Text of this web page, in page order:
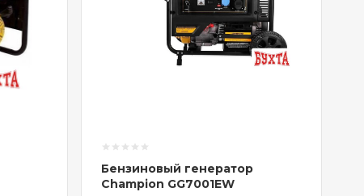
Бензиновый генератор
Champion GG7001EW